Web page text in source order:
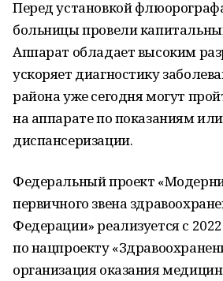
Перед установкой
больницы провели
Аппарат обладает высоким
ускоряет диагностику
района уже сегодня могут
на аппарате по показаниям
диспансеризации.
Федеральный проект
первичного звена
Федерации» реализуется с
по нацпроекту
организация оказания